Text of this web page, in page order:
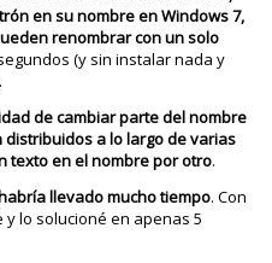
en su nombre en Windows 7,
renombrar con un solo
(y sin instalar nada y
de cambiar parte del nombre
a lo largo de varias
texto en el nombre por otro.
llevado mucho tiempo. Con
lo solucioné en apenas 5